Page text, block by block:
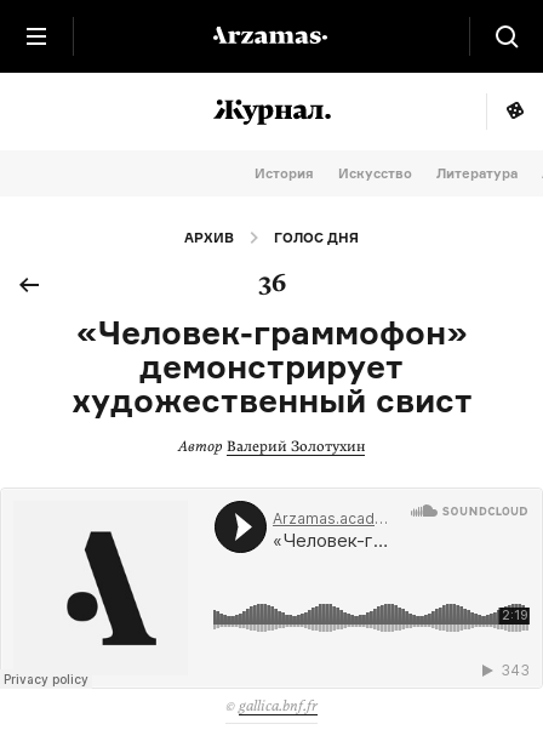
История Искусство Литература
АРХИВ ГОЛОС ДНЯ
36
«Человек-граммофон»
демонстрирует
художественный свист
Автор Валерий Золотухин
© gallica.bnf.fr